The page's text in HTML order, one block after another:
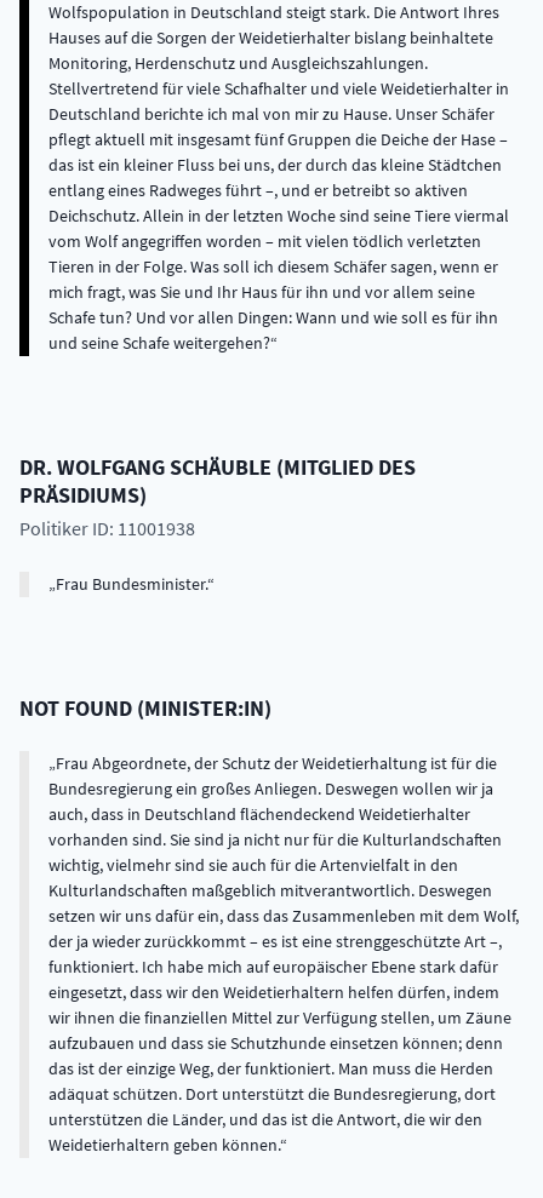
Wolfspopulation in Deutschland steigt stark. Die Antwort Ihres
Hauses auf die Sorgen der Weidetierhalter bislang beinhaltete
Monitoring, Herdenschutz und Ausgleichszahlungen.
Stellvertretend für viele Schafhalter und viele Weidetierhalter in
Deutschland berichte ich mal von mir zu Hause. Unser Schäfer
pflegt aktuell mit insgesamt fünf Gruppen die Deiche der Hase –
das ist ein kleiner Fluss bei uns, der durch das kleine Städtchen
entlang eines Radweges führt –, und er betreibt so aktiven
Deichschutz. Allein in der letzten Woche sind seine Tiere viermal
vom Wolf angegriffen worden – mit vielen tödlich verletzten
Tieren in der Folge. Was soll ich diesem Schäfer sagen, wenn er
mich fragt, was Sie und Ihr Haus für ihn und vor allem seine
Schafe tun? Und vor allen Dingen: Wann und wie soll es für ihn
und seine Schafe weitergehen?
DR.WOLFGANGSCHÄUBLE (MITGLIED DES
PRÄSIDIUMS)
Politiker ID: 11001938
Frau Bundesminister.
NOT FOUND (MINISTER:IN)
Frau Abgeordnete, der Schutz der Weidetierhaltung ist für die
Bundesregierung ein großes Anliegen. Deswegen wollen wir ja
auch, dass in Deutschland flächendeckend Weidetierhalter
vorhanden sind. Sie sind ja nicht nur für die Kulturlandschaften
wichtig, vielmehr sind sie auch für die Artenvielfalt in den
Kulturlandschaften maßgeblich mitverantwortlich. Deswegen
setzen wir uns dafür ein, dass das Zusammenleben mit dem Wolf,
der ja wieder zurückkommt – es ist eine strenggeschützte Art –,
funktioniert. Ich habe mich auf europäischer Ebene stark dafür
eingesetzt, dass wir den Weidetierhaltern helfen dürfen, indem
wir ihnen die finanziellen Mittel zur Verfügung stellen, um Zäune
aufzubauen und dass sie Schutzhunde einsetzen können; denn
das ist der einzige Weg, der funktioniert. Man muss die Herden
adäquat schützen. Dort unterstützt die Bundesregierung, dort
unterstützen die Länder, und das ist die Antwort, die wir den
Weidetierhaltern geben können.